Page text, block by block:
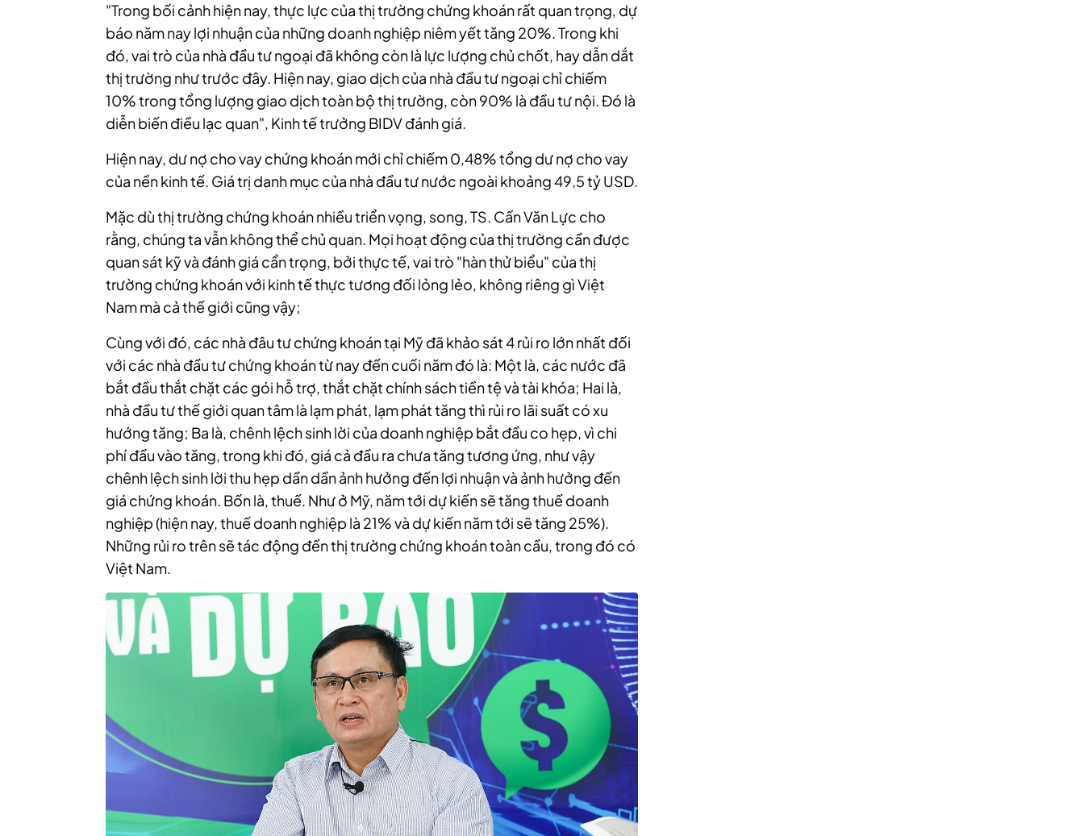
"Trong bối cảnh hiện nay, thực lực của thị trường chứng khoán rất quan trọng, dự
báo năm nay lợi nhuận của những doanh nghiệp niêm yết tăng 20%. Trong khi
đó, vai trò của nhà đầu tư ngoại đã không còn là lực lượng chủ chốt, hay dẫn dắt
thị trường như trước đây. Hiện nay, giao dịch của nhà đầu tư ngoại chỉ chiếm
10% trong tổng lượng giao dịch toàn bộ thị trường, còn 90% là đầu tư nội. Đó là
diễn biến điều lạc quan", Kinh tế trưởng BIDV đánh giá.
Hiện nay, dư nợ cho vay chứng khoán mới chỉ chiếm 0,48% tổng dư nợ cho vay
của nền kinh tế. Giá trị danh mục của nhà đầu tư nước ngoài khoảng 49,5 tỷ USD.
Mặc dù thị trường chứng khoán nhiều triển vọng, song, TS. Cấn Văn Lực cho
rằng, chúng ta vẫn không thể chủ quan. Mọi hoạt động của thị trường cần được
quan sát kỹ và đánh giá cẩn trọng, bởi thực tế, vai trò "hàn thử biểu" của thị
trường chứng khoán với kinh tế thực tương đối lỏng lẻo, không riêng gì Việt
Nam mà cả thế giới cũng vậy;
Cùng với đó, các nhà đâu tư chứng khoán tại Mỹ đã khảo sát 4 rủi ro lớn nhất đối
với các nhà đầu tư chứng khoán từ nay đến cuối năm đó là: Một là, các nước đã
bắt đầu thắt chặt các gói hỗ trợ, thắt chặt chính sách tiền tệ và tài khóa; Hai là,
nhà đầu tư thế giới quan tâm là lạm phát, lạm phát tăng thì rủi ro lãi suất có xu
hướng tăng; Ba là, chênh lệch sinh lời của doanh nghiệp bắt đầu co hẹp, vì chi
phí đầu vào tăng, trong khi đó, giá cả đầu ra chưa tăng tương ứng, như vậy
chênh lệch sinh lời thu hẹp dần dần ảnh hưởng đến lợi nhuận và ảnh hưởng đến
giá chứng khoán. Bốn là, thuế. Như ở Mỹ, năm tới dự kiến sẽ tăng thuế doanh
nghiệp (hiện nay, thuế doanh nghiệp là 21% và dự kiến năm tới sẽ tăng 25%).
Những rủi ro trên sẽ tác động đến thị trường chứng khoán toàn cầu, trong đó có
Việt Nam.